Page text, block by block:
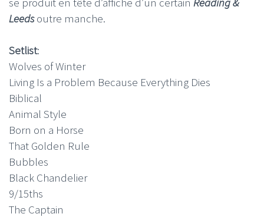
Leedsoutre manche.
Setlist:
Wolves of Winter
Living Is a Problem Because Everything Dies
Biblical
Animal Style
Born on a Horse
That Golden Rule
Bubbles
Black Chandelier
9/15ths
The Captain